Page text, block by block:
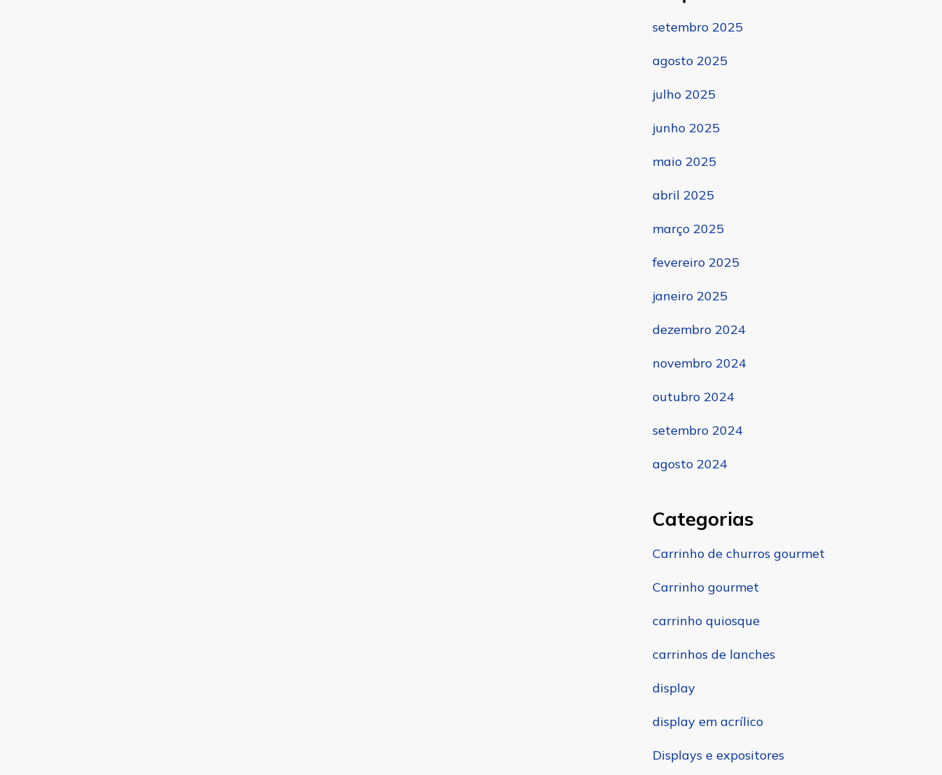
setembro 2025
agosto 2025
julho 2025
junho 2025
maio 2025
abril 2025
março 2025
fevereiro 2025
janeiro 2025
dezembro 2024
novembro 2024
outubro 2024
setembro 2024
agosto 2024
Categorias
Carrinho de churros gourmet
Carrinho gourmet
carrinho quiosque
carrinhos de lanches
display
display em acrílico
Displays e expositores